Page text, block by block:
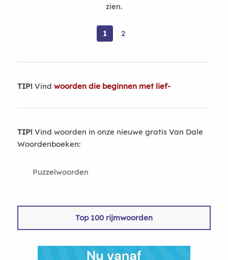
zien.
1 2
TIP!Vind woorden die beginnen met lief-
TIP!Vind woorden in onze nieuwe gratis Van Dale
Woordenboeken:
Puzzelwoorden
Top 100 rijmwoorden